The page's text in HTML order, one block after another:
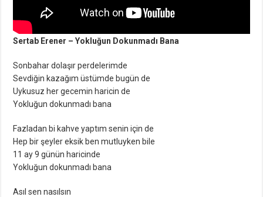
Sertab Erener – Yokluğun Dokunmadı Bana
Sonbahar dolaşır perdelerimde
Sevdiğin kazağım üstümde bugün de
Uykusuz her gecemin haricin de
Yokluğun dokunmadı bana
Fazladan bi kahve yaptım senin için de
Hep bir şeyler eksik ben mutluyken bile
11 ay 9 günün haricinde
Yokluğun dokunmadı bana
Asıl sen nasılsın